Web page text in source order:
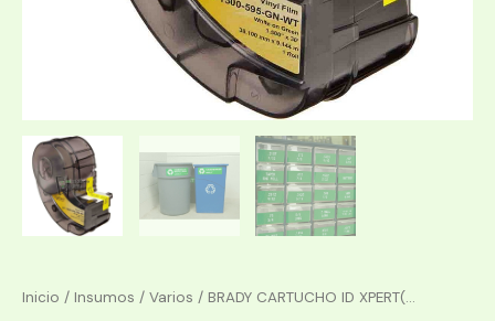
Inicio / Insumos / Varios / BRADY CARTUCHO ID XPERT(...